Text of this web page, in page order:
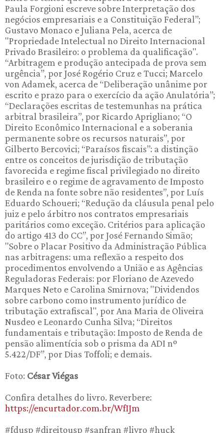
Paula Forgioni escreve sobre Interpretação dos
negócios empresariais e a Constituição Federal”;
Gustavo Monaco e Juliana Pela, acerca de
"Propriedade Intelectual no Direito Internacional
Privado Brasileiro: o problema da qualificação".
“Arbitragem e produção antecipada de prova sem
urgência”, por José Rogério Cruz e Tucci; Marcelo
von Adamek, acerca de “Deliberação unânime por
escrito e prazo para o exercício da ação Anulatória”;
“Declarações escritas de testemunhas na prática
arbitral brasileira”, por Ricardo Aprigliano; “O
Direito Econômico Internacional e a soberania
permanente sobre os recursos naturais”, por
Gilberto Bercovici; “Paraísos fiscais”: a distinção
entre os conceitos de jurisdição de tributação
favorecida e regime fiscal privilegiado no direito
brasileiro e o regime de agravamento de Imposto
de Renda na fonte sobre não residentes”, por Luís
Eduardo Schoueri; “Redução da cláusula penal pelo
juiz e pelo árbitro nos contratos empresariais
paritários como exceção. Critérios para aplicação
do artigo 413 do CC”, por José Fernando Simão;
"Sobre o Placar Positivo da Administração Pública
nas arbitragens: uma reflexão a respeito dos
procedimentos envolvendo a União e as Agências
Reguladoras Federais: por Floriano de Azevedo
Marques Neto e Carolina Smirnova; "Dividendos
sobre carbono como instrumento jurídico de
tributação extrafiscal", por Ana Maria de Oliveira
Nusdeo e Leonardo Cunha Silva; “Direitos
fundamentais e tributação: Imposto de Renda de
pensão alimentícia sob o prisma da ADI nº
5.422/DF”, por Dias Toffoli; e demais.
Foto: César Viégas
Confira detalhes do livro. Reverbere:
https://encurtador.com.br/WfIJm
#fdusp #direitousp #sanfran #livro #huck